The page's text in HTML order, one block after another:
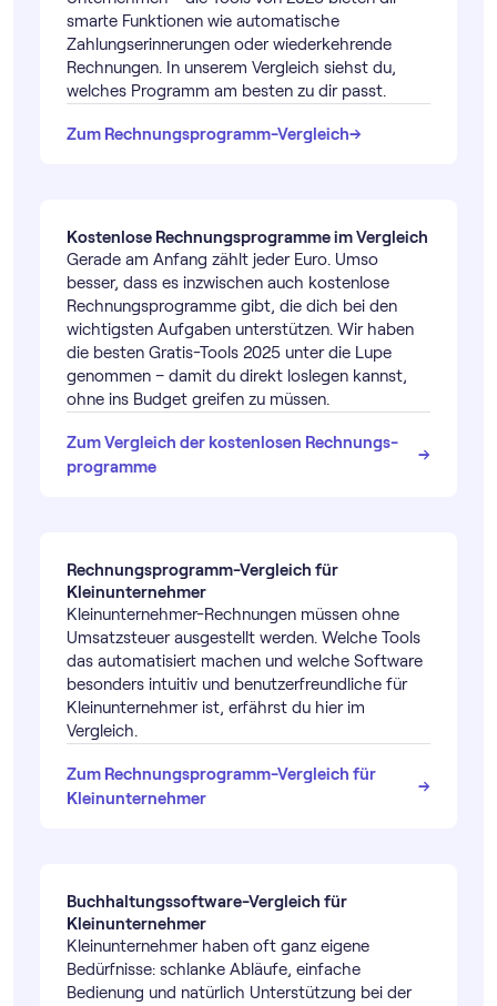
smarte Funktionen wie automatische
Zahlungserinnerungen oder wiederkehrende
Rechnungen. In unserem Vergleich siehst du,
welches Programm am besten zu dir passt.
Zum Rechnungs­programm-Vergleich→
→
Kostenlose Rechnungs­programme im Vergleich
Gerade am Anfang zählt jeder Euro. Umso
besser, dass es inzwischen auch kostenlose
Rechnungs­programme gibt, die dich bei den
wichtigsten Aufgaben unterstützen. Wir haben
die besten Gratis-Tools 2025 unter die Lupe
genommen – damit du direkt loslegen kannst,
ohne ins Budget greifen zu müssen.
Zum Vergleich der kostenlosen Rechnungs­
programme
→
Rechnungs­programm-Vergleich für
Kleinunternehmer
Kleinunternehmer-Rechnungen müssen ohne
Umsatzsteuer ausgestellt werden. Welche Tools
das automatisiert machen und welche Software
besonders intuitiv und benutzerfreundliche für
Kleinunternehmer ist, erfährst du hier im
Vergleich.
Zum Rechnungs­programm-Vergleich für
Kleinunternehmer
→
Buch­haltungs­software-Vergleich für
Kleinunternehmer
Kleinunternehmer haben oft ganz eigene
Bedürfnisse: schlanke Abläufe, einfache
Bedienung und natürlich Unterstützung bei der